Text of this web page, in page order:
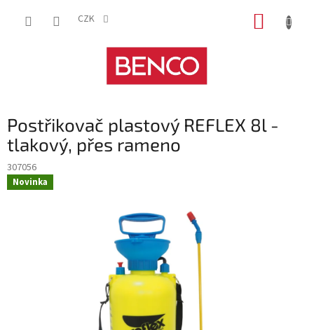
CZK
Postřikovač plastový REFLEX 8l -
tlakový, přes rameno
307056
Novinka